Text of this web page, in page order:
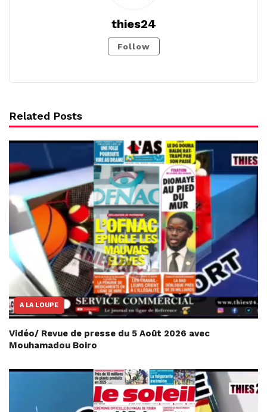
thies24
Follow
Related Posts
A LA LOUPE
Vidéo/ Revue de presse du 5 Août 2026 avec
Mouhamadou Boiro